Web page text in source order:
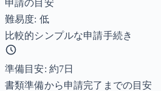
申請の目安
難易度: 低
比較的シンプルな申請手続き
準備目安: 約7日
書類準備から申請完了までの目安